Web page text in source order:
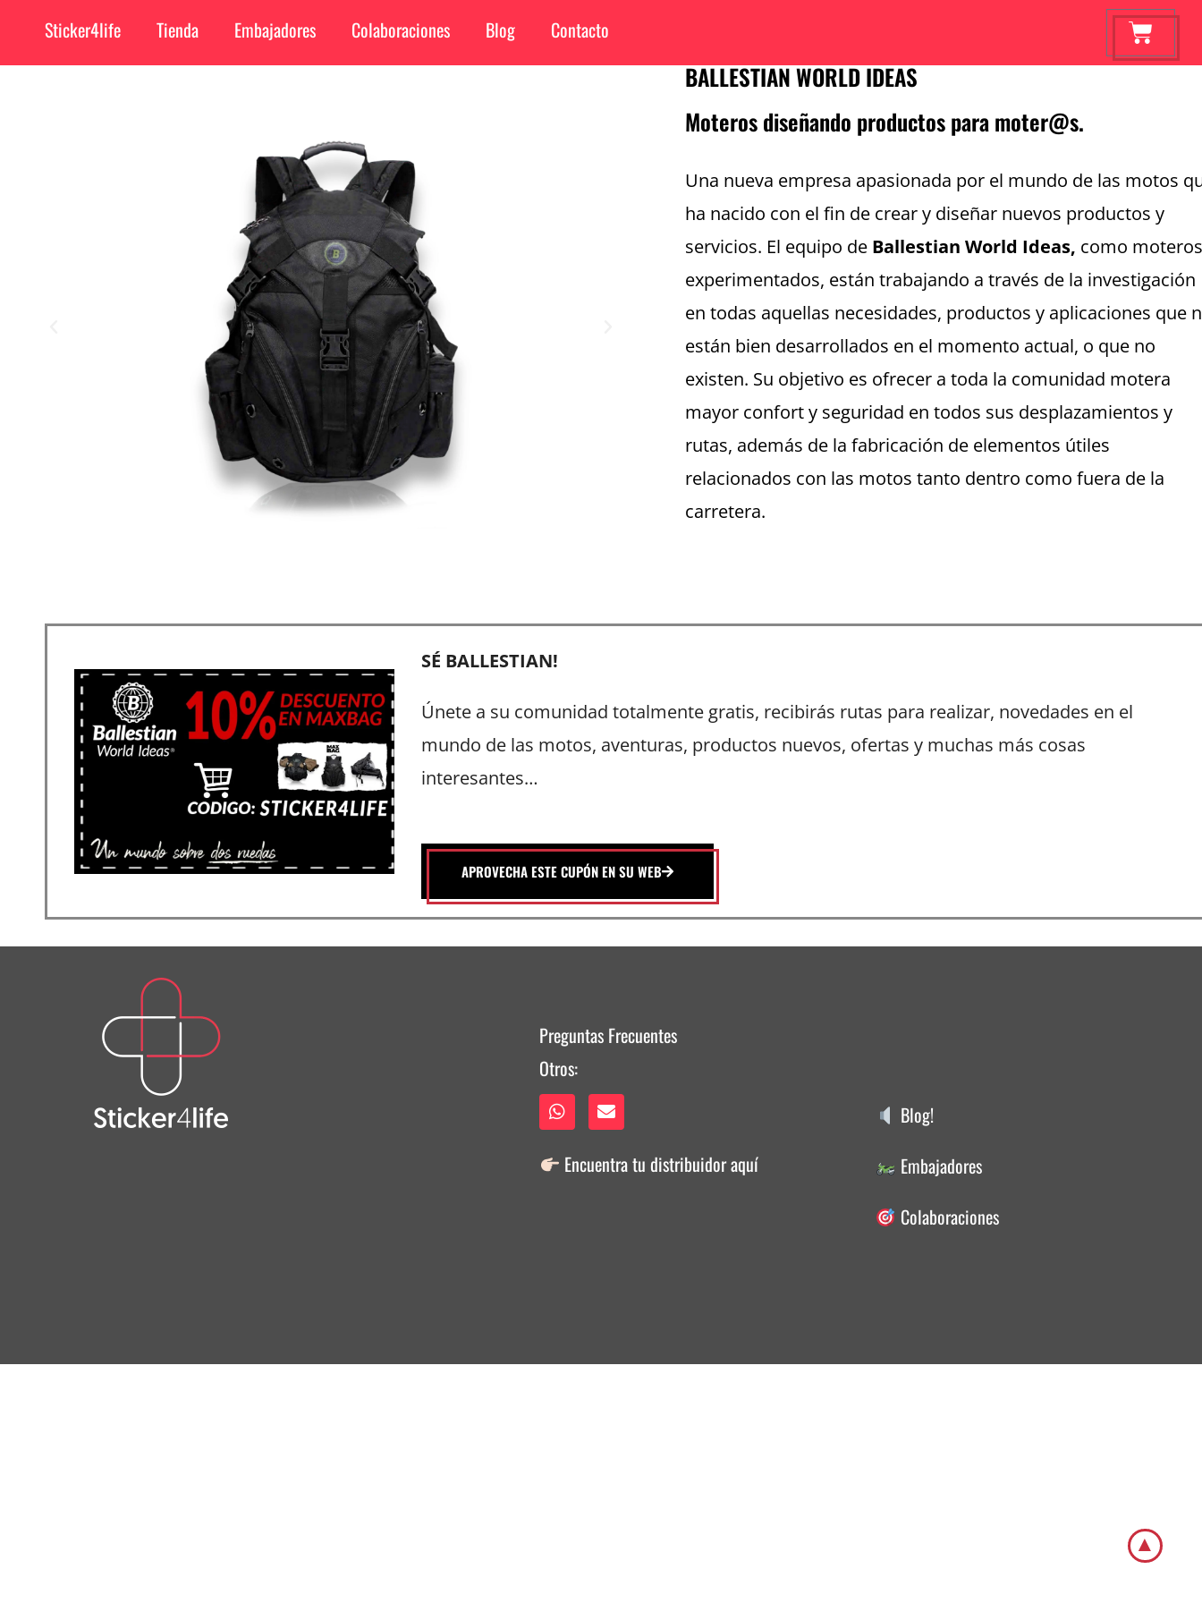
Sticker4life Tienda Embajadores Colaboraciones Blog Contacto
BALLESTIAN WORLD IDEAS
Moteros diseñando productos para moter@s.
Una nueva empresa apasionada por el mundo de las motos
ha nacido con el fin de crear y diseñar nuevos productos y
servicios. El equipo de Ballestian World Ideas, como moteros
experimentados, están trabajando a través de la investigación
en todas aquellas necesidades, productos y aplicaciones que
están bien desarrollados en el momento actual, o que no
existen. Su objetivo es ofrecer a toda la comunidad motera
mayor confort y seguridad en todos sus desplazamientos y
rutas, además de la fabricación de elementos útiles
relacionados con las motos tanto dentro como fuera de la
carretera.
SÉ BALLESTIAN!
Únete a su comunidad totalmente gratis, recibirás rutas para realizar, novedades en el
mundo de las motos, aventuras, productos nuevos, ofertas y muchas más cosas
interesantes…
APROVECHA ESTE CUPÓN EN SU WEB
Preguntas Frecuentes
Otros:
Encuentra tu distribuidoraquí
Blog!
Embajadores
Colaboraciones